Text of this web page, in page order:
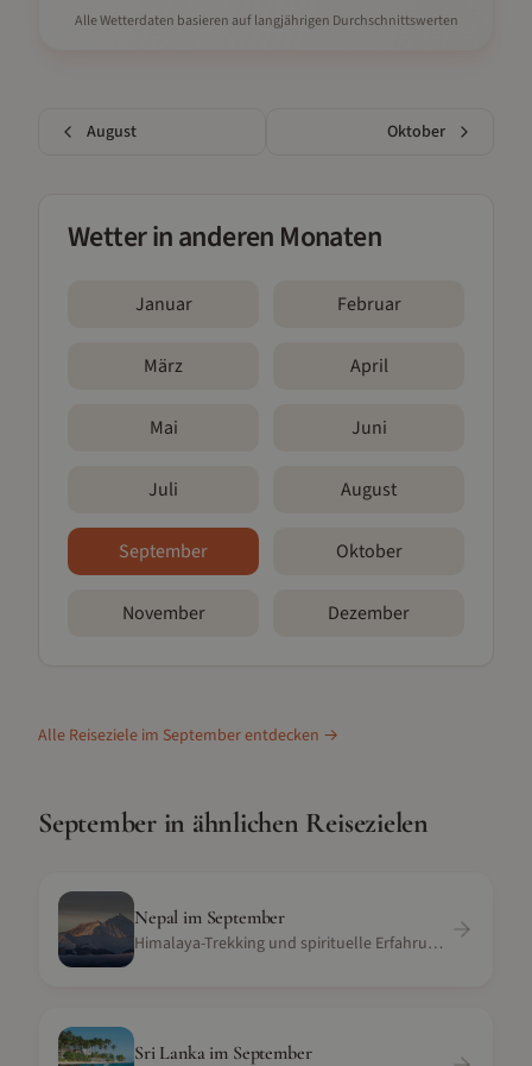
Alle Wetterdaten basieren auf langjährigen Durchschnittswerten
August Oktober
Wetter in anderen Monaten
Januar Februar
März April
Mai Juni
Juli August
September Oktober
November Dezember
Alle Reiseziele im Septemberentdecken →
Septemberin ähnlichen Reisezielen
Nepal im September
Himalaya-Trekking und spirituelle Erfahrungen
Sri Lanka im September